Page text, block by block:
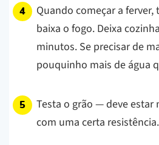
Quando começar a ferver,
baixa o fogo. Deixa
minutos. Se precisar de
pouquinho mais de água
Testa o grão — deve estar
com uma certa